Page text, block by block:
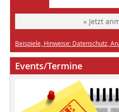
» Jetzt
Beispiele, Hinweise: Datenschutz,
Events/Termine